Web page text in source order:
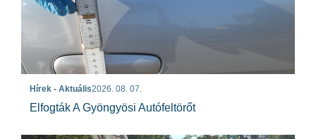
Hírek - Aktuális2026. 08. 07.
Elfogták A Gyöngyösi Autófeltörőt